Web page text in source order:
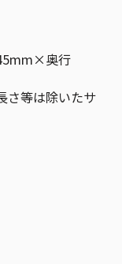
奥行
さ等は除いたサ